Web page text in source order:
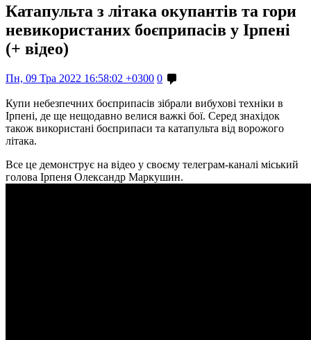
Катапульта з літака окупантів та гори
невикористаних боєприпасів у Ірпені
(+ відео)
Пн, 09 Тра 2022 16:58:02 +0300 0
Купи небезпечних боєприпасів зібрали вибухові техніки в
Ірпені, де ще нещодавно велися важкі бої. Серед знахідок
також використані боєприпаси та катапульта від ворожого
літака.
Все це демонструє на відео у своєму телеграм-каналі міський
голова Ірпеня Олександр Маркушин.